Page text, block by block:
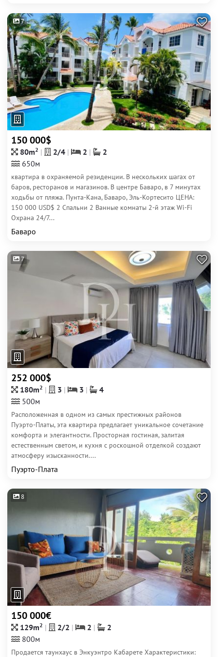
7
150 000$
80m2 2/4 2
2
650м
квартира в охраняемой резиденции. В нескольких шагах от
баров, ресторанов и магазинов. В центре Баваро, в 7 минутах
ходьбы от пляжа. Пунта-Кана, Баваро, Эль-Кортесито ЦЕНА:
150 000 USD$ 2 Спальни 2 Ванные комнаты 2-й этаж Wi-Fi
Охрана 24/7...
Баваро
7
252 000$
180m2 3 3
4
500м
Расположенная в одном из самых престижных районов
Пуэрто-Платы, эта квартира предлагает уникальное сочетание
комфорта и элегантности. Просторная гостиная, залитая
естественным светом, и кухня с роскошной отделкой создают
атмосферу изысканности....
Пуэрто-Плата
8
150 000€
129m2 2/2 2
2
800м
Продается таунхаус в Энкуэнтро Кабарете Характеристики: